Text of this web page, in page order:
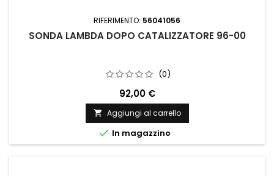
RIFERIMENTO: 56041056
SONDA LAMBDA DOPO CATALIZZATORE 96-00
(0)
92,00 €
 Aggiungi al carrello
 In magazzino